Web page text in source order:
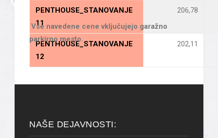
PENTHOUSE_STANOVANJE
11
206,78
PENTHOUSE_STANOVANJE
12
202,11
Vse navedene cene vključujejo garažno
parkirno mesto.
NAŠE DEJAVNOSTI: